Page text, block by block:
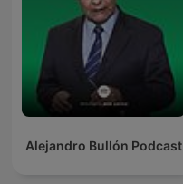
Alejandro Bullón Podcast